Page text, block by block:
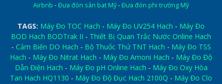
Airbnb -Đưa đón sân bat Mỹ-Đưa đón phi trường Mỹ
TAGS: Máy Đo TOC Hach - Máy Đo UV254 Hach - Máy Đo
BOD Hach BODTrak II - Thiết Bị Quan Trắc Nước Online Hach
- Cảm Biến DO Hach - Bộ Thuốc Thử TNT Hach - Máy Đo TSS
Hach - Máy Đo Nitrat Hach - Máy Đo Amoni Hach - Máy Đo Độ
Dẫn Điện Hach - Máy Đo pH Online Hach - Máy Đo Oxy Hòa
Tan Hach HQ1130 - Máy Đo Độ Đục Hach 2100Q - Máy Đo Clo